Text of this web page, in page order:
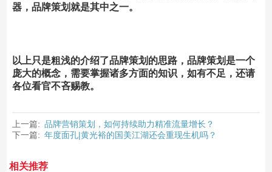
器，品牌策划就是其中之一。
以上只是粗浅的介绍了品牌策划的思路，品牌策划是一个
庞大的概念，需要掌握诸多方面的知识，如有不足，还请
各位看官不吝赐教。
上一篇: 品牌营销策划，如何持续助力精准流量增长？
下一篇: 年度面孔|黄光裕的国美江湖还会重现生机吗？
相关推荐